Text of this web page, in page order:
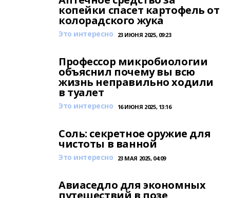
копейки спасет картофель от
колорадского жука
Это интересно 23 ИЮНЯ 2025, 09:23
Профессор микробиологии
объяснил почему вы всю
жизнь неправильно ходили
в туалет
Это интересно 16 ИЮНЯ 2025, 13:16
Соль: секретное оружие для
чистоты в ванной
Это интересно 23 МАЯ 2025, 04:09
Авиаседло для экономных
путешествий в позе